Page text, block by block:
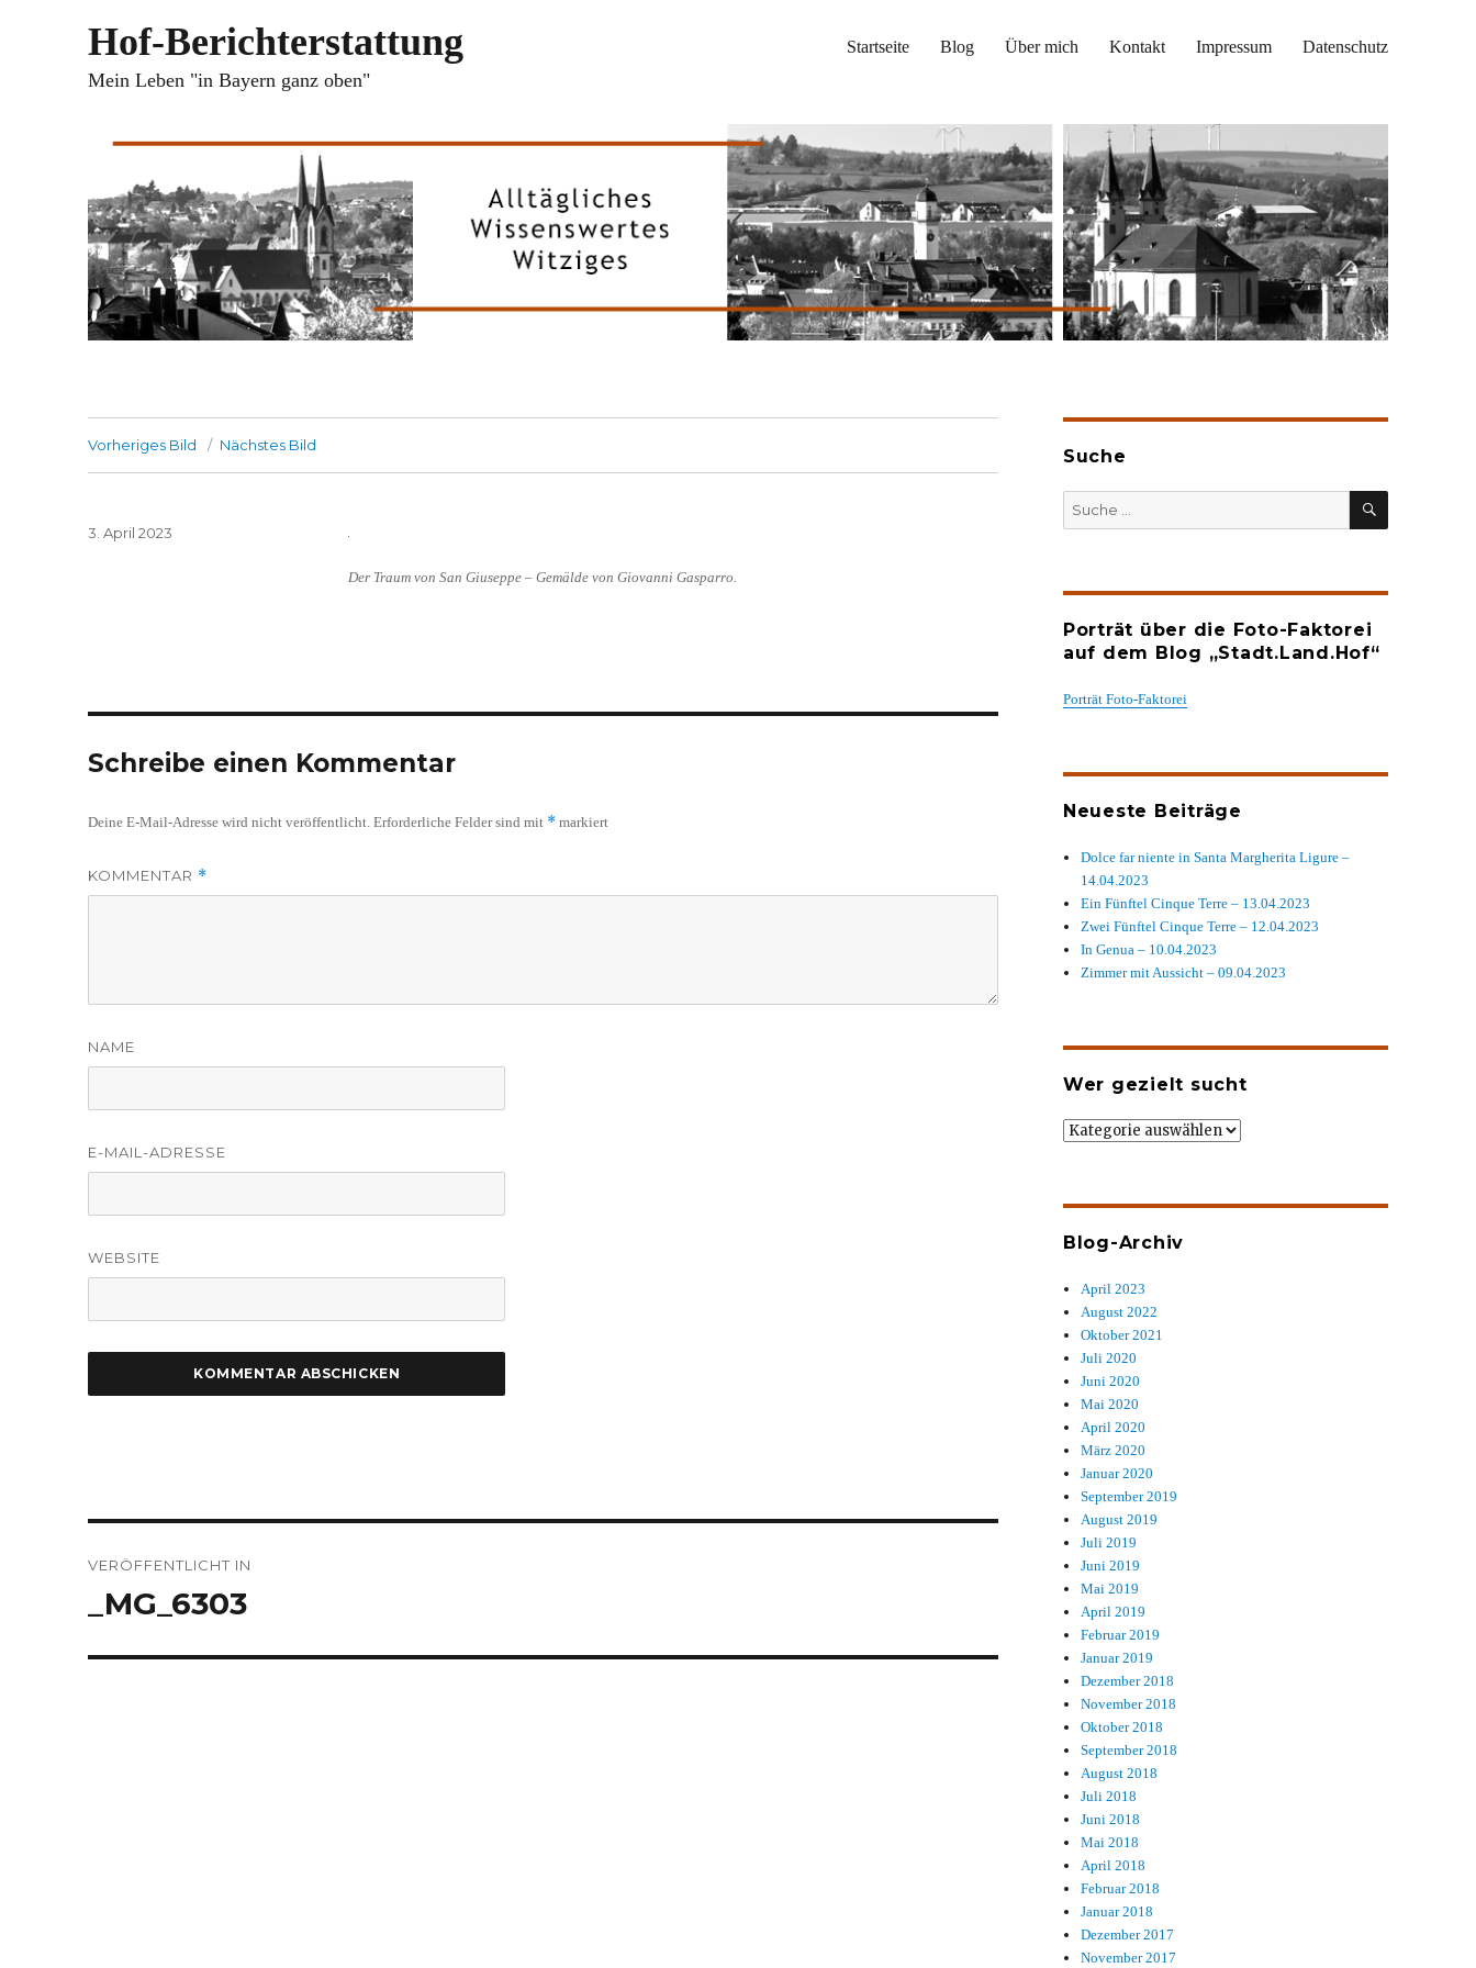
Hof-Berichterstattung
Mein Leben "in Bayern ganz oben"
Startseite Blog Über mich Kontakt Impressum Datenschutz
Vorheriges Bild Nächstes Bild
Der Traum von San Giuseppe – Gemälde von Giovanni Gasparro.
Veröffentlicht
3. April 2023
Schreibe einen Kommentar
Deine E-Mail-Adresse wird nicht veröffentlicht. Erforderliche Felder sind mit * markiert
KOMMENTAR *
NAME
E-MAIL-ADRESSE
WEBSITE
VERÖFFENTLICHT IN
_MG_6303
Suche
SUCHEN
Porträt über die Foto-Faktorei
auf dem Blog „Stadt.Land.Hof“
Porträt Foto-Faktorei
Neueste Beiträge
Dolce far niente in Santa Margherita Ligure –
14.04.2023
Ein Fünftel Cinque Terre – 13.04.2023
Zwei Fünftel Cinque Terre – 12.04.2023
In Genua – 10.04.2023
Zimmer mit Aussicht – 09.04.2023
Wer gezielt sucht
Wer
Blog-Archiv
April 2023
August 2022
Oktober 2021
Juli 2020
Juni 2020
Mai 2020
April 2020
März 2020
Januar 2020
September 2019
August 2019
Juli 2019
Juni 2019
Mai 2019
April 2019
Februar 2019
Januar 2019
Dezember 2018
November 2018
Oktober 2018
September 2018
August 2018
Juli 2018
Juni 2018
Mai 2018
April 2018
Februar 2018
Januar 2018
Dezember 2017
November 2017